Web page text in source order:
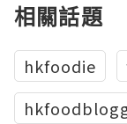
相關話題
hkfoodie